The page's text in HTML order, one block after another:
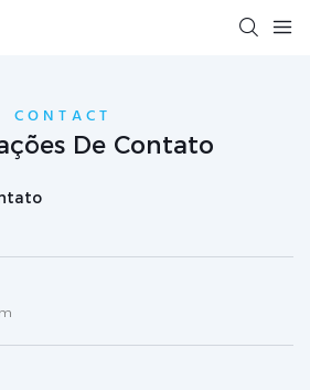
CONTACT
De Contato